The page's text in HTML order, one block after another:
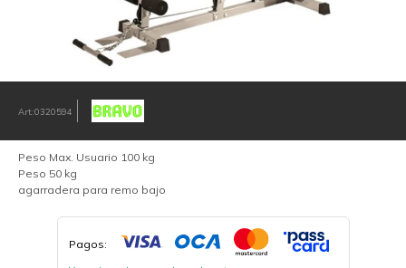
0320594
Peso Max. Usuario 100 kg
Peso 50 kg
agarradera para remo bajo
Pagos: